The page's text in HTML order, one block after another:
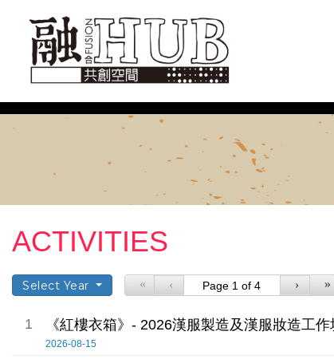
ACTIVITIES
« ‹ › »
Select Year
1 《紅樓衣箱》- 2026漢服製造及漢服妝造工作
2026-08-15